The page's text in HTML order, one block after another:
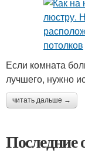
Если комната
лучшего, нужно
читать дальше →
Последние